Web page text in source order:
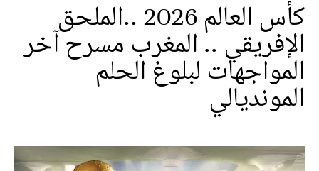
كأس العالم 2026 ..الملحق
الإفريقي .. المغرب مسرح آخر
المواجهات لبلوغ الحلم
المونديالي